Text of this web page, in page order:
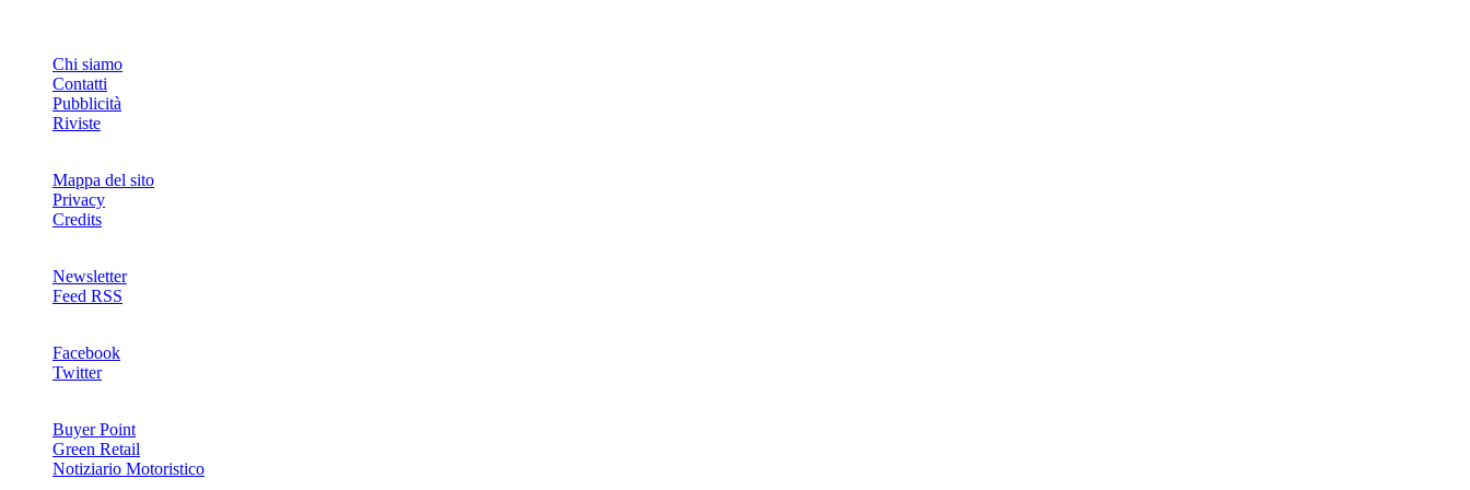
Chi siamo
Contatti
Pubblicità
Riviste
Mappa del sito
Privacy
Credits
Newsletter
Feed RSS
Facebook
Twitter
Buyer Point
Green Retail
Notiziario Motoristico